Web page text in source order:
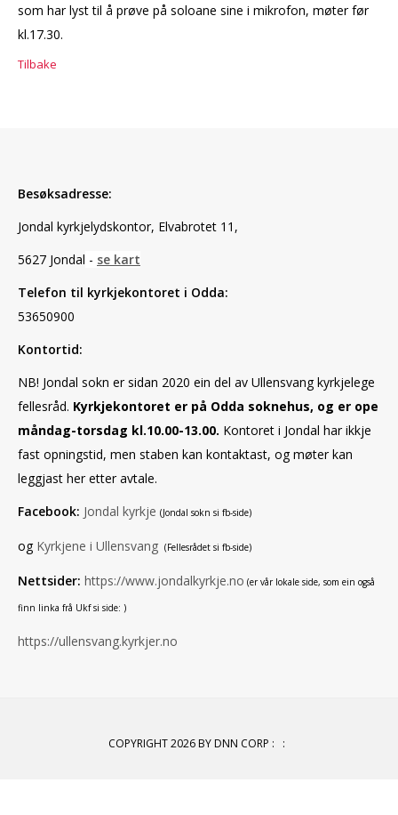
som har lyst til å prøve på soloane sine i mikrofon, møter før
kl.17.30.
Tilbake
Besøksadresse:
Jondal kyrkjelydskontor, Elvabrotet 11,
5627 Jondal - se kart
Telefon til kyrkjekontoret i Odda:
53650900
Kontortid:
NB! Jondal sokn er sidan 2020 ein del av Ullensvang kyrkjelege
fellesråd. Kyrkjekontoret er på Odda soknehus, og er ope
måndag-torsdag kl.10.00-13.00. Kontoret i Jondal har ikkje
fast opningstid, men staben kan kontaktast, og møter kan
leggjast her etter avtale.
Facebook: Jondal kyrkje (Jondal sokn si fb-side)
og Kyrkjene i Ullensvang (Fellesrådet si fb-side)
Nettsider: https://www.jondalkyrkje.no (er vår lokale side, som ein også
finn linka frå Ukf si side: )
https://ullensvang.kyrkjer.no
COPYRIGHT 2026 BY DNN CORP : :